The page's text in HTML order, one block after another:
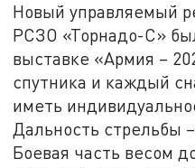
Новый управляемый
РСЗО «Торнадо-С»
выставке «Армия –
спутника и каждый
иметь
Дальность стрельбы
Боевая часть весом